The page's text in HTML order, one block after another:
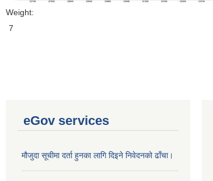
Weight:
7
eGov services
मौजुदा सूचीमा दर्ता हुनका लागि दिइने निवेदनको ढाँचा।